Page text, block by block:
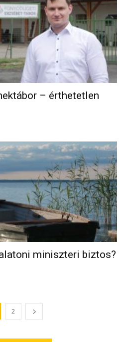
– érthetetlen
miniszteri biztos?
2